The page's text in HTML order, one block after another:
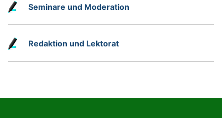
Seminare und Moderation
Redaktion und Lektorat